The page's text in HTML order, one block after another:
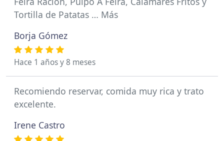
Tortilla de Patatas … Más
Borja Gómez
Hace 1 años y 8 meses
Recomiendo reservar, comida muy rica y trato
excelente.
Irene Castro